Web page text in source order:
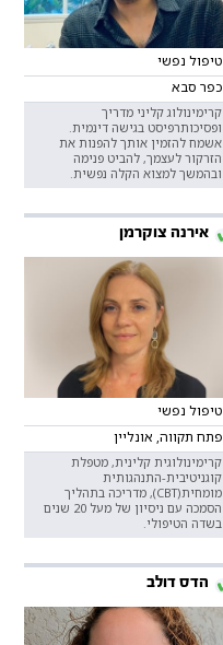
טיפול נפשי
כפר סבא
קרימינולוג קליני מדריך
ופסיכותרפיסט בגישה דינמית.
אשמח להזמין אותך להפנות את
הזרקור לעצמך, להביט פנימה
ובהמשך למצוא הקלה נפשית.
אירנה צוקרמן
טיפול נפשי
פתח תקווה, אונליין
קרימינולוגית קלינית, מטפלת
קוגניטיבית-התנהגותית
מומחית(CBT), מדריכה בתהליך
הסמכה עם ניסיון של מעל 20 שנים
בשדה הטיפולי.
הדס דולב